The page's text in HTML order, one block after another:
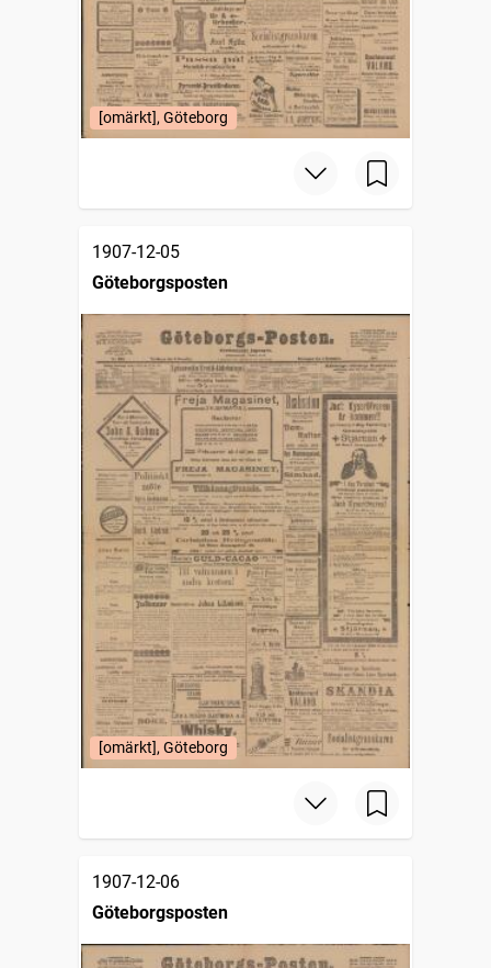
[omärkt], Göteborg
1907-12-05
Göteborgsposten
[omärkt], Göteborg
1907-12-06
Göteborgsposten